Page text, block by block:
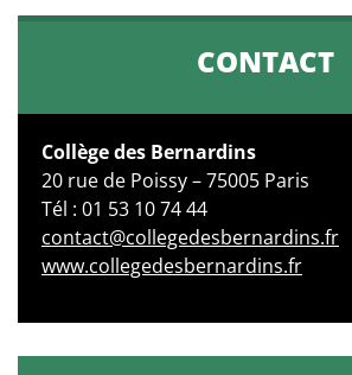
CONTACT
Collège des Bernardins
20 rue de Poissy – 75005 Paris
Tél : 01 53 10 74 44
contact@collegedesbernardins.fr
www.collegedesbernardins.fr